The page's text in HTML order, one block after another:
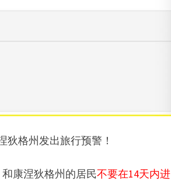
狄格州发出旅行预警！
康涅狄格州的居民不要在14天内进